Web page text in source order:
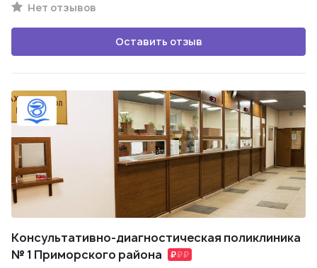
Нет отзывов
Оставить отзыв
Консультативно-диагностическая поликлиника
№ 1 Приморского района